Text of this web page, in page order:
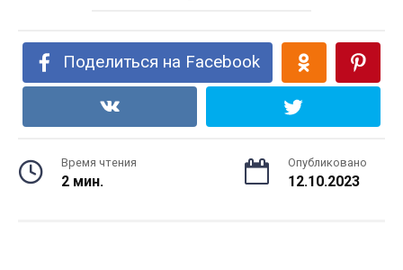
Поделиться на Facebook
Время чтения
2 мин.
Опубликовано
12.10.2023